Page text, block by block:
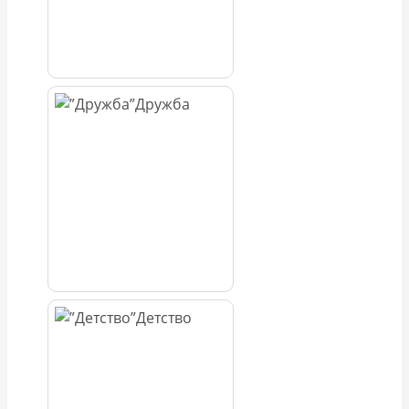
Дружба
Детство